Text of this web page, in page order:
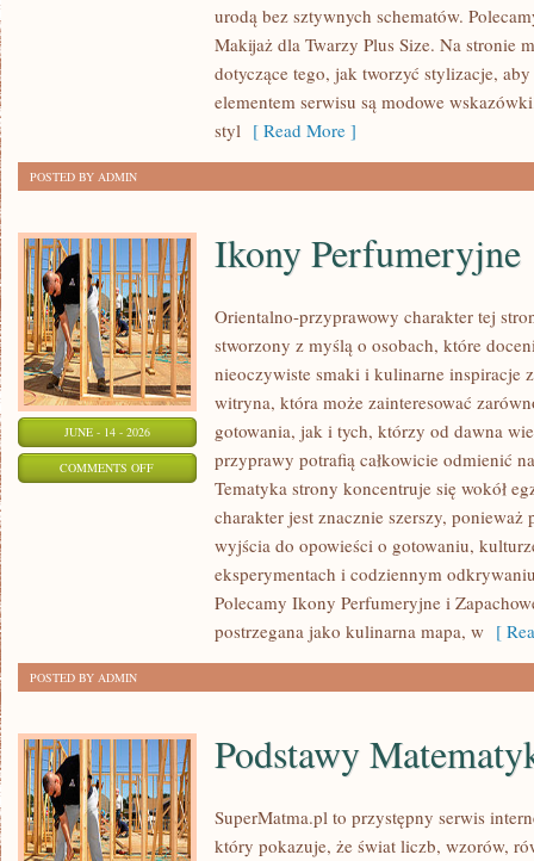
urodą bez sztywnych schematów.
Makijaż dla Twarzy Plus Size. Na stronie
dotyczące tego, jak tworzyć stylizacje,
elementem serwisu są modowe
styl [ Read More ]
POSTED BY ADMIN
JUNE - 14 - 2026
COMMENTS OFFON
PERFUMERYJNE
Ikony Perfumeryjne
Orientalno-przyprawowy charakter tej
stworzony z myślą o osobach, które
nieoczywiste smaki i kulinarne inspiracje
witryna, która może zainteresować
gotowania, jak i tych, którzy od dawna
przyprawy potrafią całkowicie odmienić
Tematyka strony koncentruje się wokół
charakter jest znacznie szerszy,
wyjścia do opowieści o gotowaniu,
eksperymentach i codziennym
Polecamy Ikony Perfumeryjne i
postrzegana jako kulinarna mapa, w [
POSTED BY ADMIN
Podstawy
SuperMatma.pl to przystępny serwis
który pokazuje, że świat liczb, wzorów,